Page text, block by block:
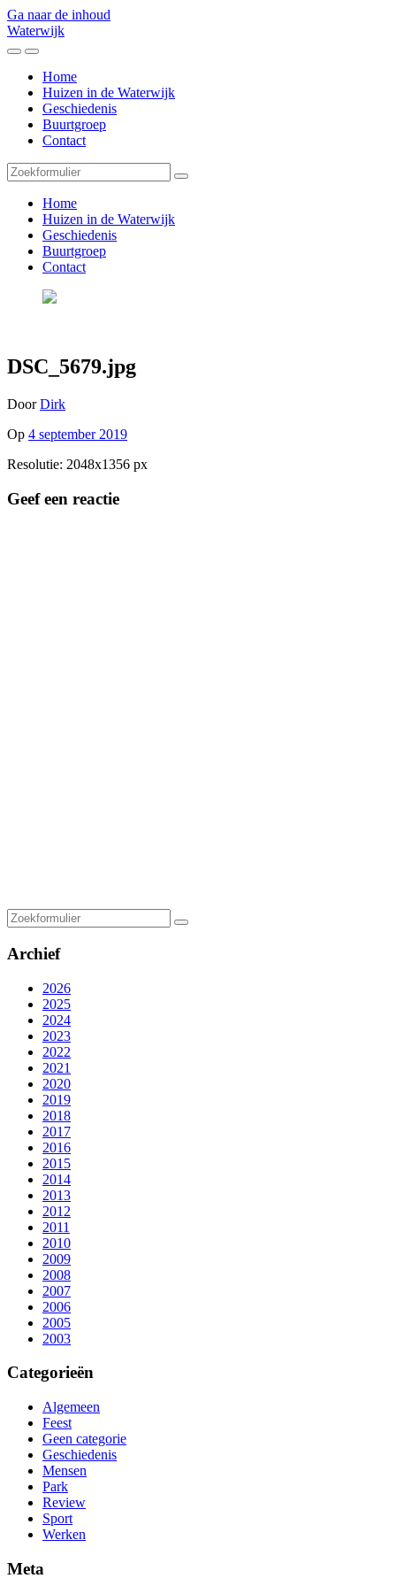
Ga naar de inhoud
Waterwijk
Toggle
mobiele
menu
Toggle
het
zoekveld
Home
Huizen in de Waterwijk
Geschiedenis
Buurtgroep
Contact
Zoeken
Home
Huizen in de Waterwijk
Geschiedenis
Buurtgroep
Contact
DSC_5679.jpg
DoorDirk
Op 4 september 2019
Resolutie: 2048x1356 px
Geef een reactie
Zoeken
Archief
2026
2025
2024
2023
2022
2021
2020
2019
2018
2017
2016
2015
2014
2013
2012
2011
2010
2009
2008
2007
2006
2005
2003
Categorieën
Algemeen
Feest
Geen categorie
Geschiedenis
Mensen
Park
Review
Sport
Werken
Meta